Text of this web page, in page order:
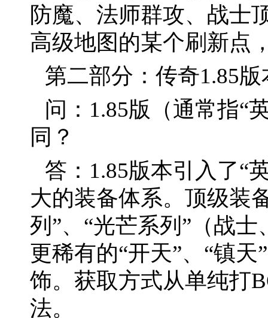
防魔、法师群攻、战士
高级地图的某个刷新点
第二部分：传奇1.85
问：1.85版（通常指“
同？
答：1.85版本引入了“
大的装备体系。顶级装
列”、“光芒系列”（战
更稀有的“开天”、“镇天
饰。获取方式从单纯打
法。